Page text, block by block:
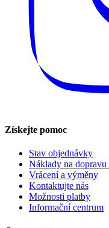
Získejte pomoc
Stav objednávky
Náklady na dopravu
Vrácení a výměny
Kontaktujte nás
Možnosti platby
Informační centrum